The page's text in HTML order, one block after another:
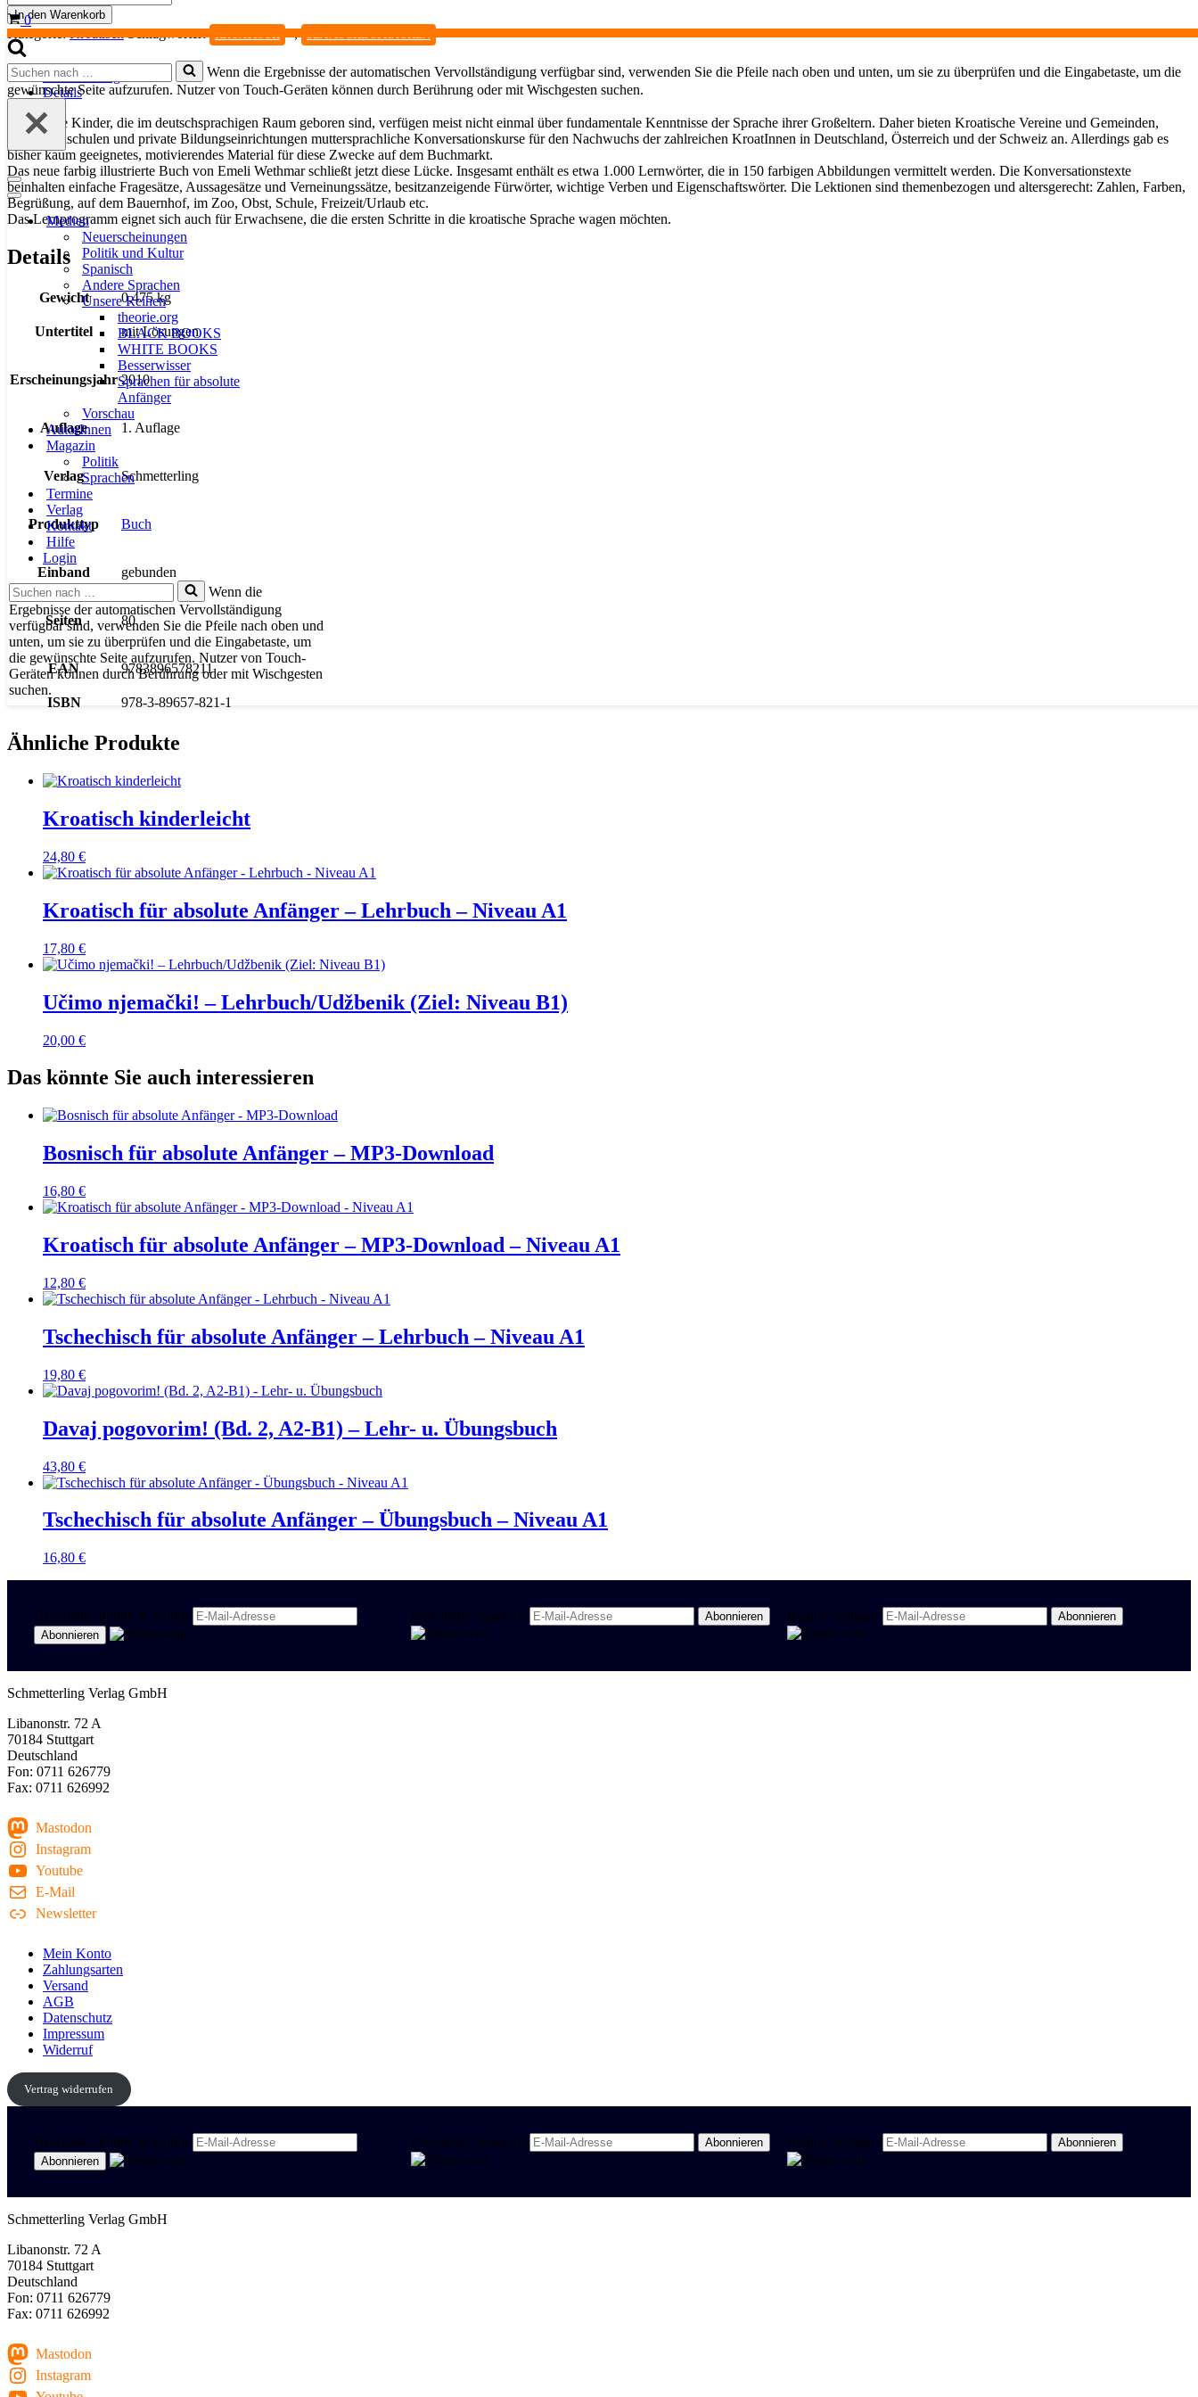
Warenkorb
0
Suchen
nach …
Wenn die Ergebnisse der automatischen Vervollständigung verfügbar sind, verwenden Sie die Pfeile nach oben und unten, um sie zu überprüfen und die Eingabetaste, um die
gewünschte Seite aufzurufen. Nutzer von Touch-Geräten können durch Berührung oder mit Wischgesten suchen.
Navigationsmenü
Navigationsmenü
Medien
Neuerscheinungen
Politik und Kultur
Spanisch
Andere Sprachen
Unsere Reihen
theorie.org
BLACK BOOKS
WHITE BOOKS
Besserwisser
Sprachen für absolute
Anfänger
Vorschau
AutorInnen
Magazin
Politik
Sprachen
Termine
Verlag
Kontakt
Hilfe
Login
Suchen
nach …
Wenn die
Ergebnisse der automatischen Vervollständigung
verfügbar sind, verwenden Sie die Pfeile nach oben und
unten, um sie zu überprüfen und die Eingabetaste, um
die gewünschte Seite aufzurufen. Nutzer von Touch-
Geräten können durch Berührung oder mit Wischgesten
suchen.
kinderleicht.
Übungsbuch
Menge
In den Warenkorb
Kategorie:Kroatisch Schlagwörter: KROATISCH , SLAVISCHE SPRACHEN
Beschreibung
Details
Kroatische Kinder, die im deutschsprachigen Raum geboren sind, verfügen meist nicht einmal über fundamentale Kenntnisse der Sprache ihrer Großeltern. Daher bieten Kroatische Vereine und Gemeinden,
Volkshochschulen und private Bildungseinrichtungen muttersprachliche Konversationskurse für den Nachwuchs der zahlreichen KroatInnen in Deutschland, Österreich und der Schweiz an. Allerdings gab es
bisher kaum geeignetes, motivierendes Material für diese Zwecke auf dem Buchmarkt.
Das neue farbig illustrierte Buch von Emeli Wethmar schließt jetzt diese Lücke. Insgesamt enthält es etwa 1.000 Lernwörter, die in 150 farbigen Abbildungen vermittelt werden. Die Konversationstexte
beinhalten einfache Fragesätze, Aussagesätze und Verneinungssätze, besitzanzeigende Fürwörter, wichtige Verben und Eigenschaftswörter. Die Lektionen sind themenbezogen und altersgerecht: Zahlen, Farben,
Begrüßung, auf dem Bauernhof, im Zoo, Obst, Schule, Freizeit/Urlaub etc.
Das Lernprogramm eignet sich auch für Erwachsene, die die ersten Schritte in die kroatische Sprache wagen möchten.
Details
Gewicht 0,475 kg
Untertitel mit Lösungen
Erscheinungsjahr 2010
Auflage 1. Auflage
Verlag Schmetterling
Produkttyp Buch
Einband gebunden
Seiten 80
EAN 9783896578211
ISBN 978-3-89657-821-1
Ähnliche Produkte
Kroatisch kinderleicht
24,80 €
Kroatisch für absolute Anfänger – Lehrbuch – Niveau A1
17,80 €
Učimo njemački! – Lehrbuch/Udžbenik (Ziel: Niveau B1)
20,00 €
Das könnte Sie auch interessieren
Bosnisch für absolute Anfänger – MP3-Download
16,80 €
Kroatisch für absolute Anfänger – MP3-Download – Niveau A1
12,80 €
Tschechisch für absolute Anfänger – Lehrbuch – Niveau A1
19,80 €
Davaj pogovorim! (Bd. 2, A2-B1) – Lehr- u. Übungsbuch
43,80 €
Tschechisch für absolute Anfänger – Übungsbuch – Niveau A1
16,80 €
Newsletter Politik & Kultur Newsletter Spanisch Region Stuttgart
Schmetterling Verlag GmbH
Libanonstr. 72 A
70184 Stuttgart
Deutschland
Fon: 0711 626779
Fax: 0711 626992
Mastodon
Instagram
Youtube
E-Mail
Newsletter
Mein Konto
Zahlungsarten
Versand
AGB
Datenschutz
Impressum
Widerruf
Vertrag widerrufen
Newsletter Politik & Kultur Newsletter Spanisch Region Stuttgart
Schmetterling Verlag GmbH
Libanonstr. 72 A
70184 Stuttgart
Deutschland
Fon: 0711 626779
Fax: 0711 626992
Mastodon
Instagram